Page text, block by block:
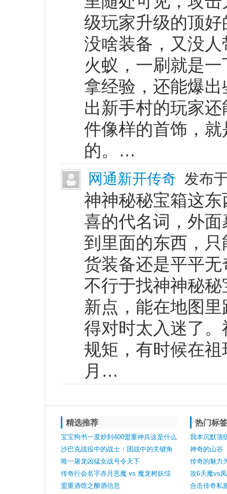
级玩家升级的顶
没啥装备，又没
火蚁，一刷就是
拿经验，还能爆
出新手村的玩家
件像样的首饰，
的。…
网通新开传奇 发布
神神秘秘宝箱这
喜的代名词，外
到里面的东西，
货装备还是平平
不行于找神神秘
新点，能在地图
得对时太入迷了
规矩，有时候在
月…
精选推荐
宝宝狗书一度炒到400盟重神兵这是什么
操作？
沙巴克战役中的战士：团战中的关键角
色
唯一屠龙凶猛女战号令天下
传奇行会名字赤月恶魔 vs 魔龙树妖综
合分析并不是单方面碾压
盟重酒馆之酿酒信息
热门标
我本沉默顶
士手镯魔法
神奇的山谷
传奇的魅力
攻6天魔vs
合击传奇私